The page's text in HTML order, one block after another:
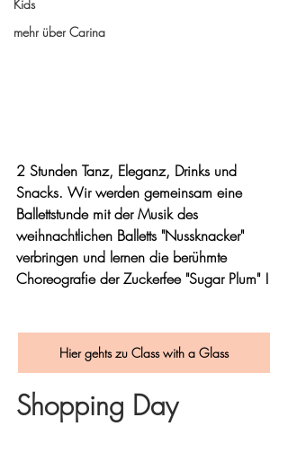
Kids
mehr über Carina
2 Stunden Tanz, Eleganz, Drinks und
Snacks. Wir werden gemeinsam eine
Ballettstunde mit der Musik des
weihnachtlichen Balletts "Nussknacker"
verbringen und lernen die berühmte
Choreografie der Zuckerfee "Sugar Plum" !
Hier gehts zu Class with a Glass
Shopping Day